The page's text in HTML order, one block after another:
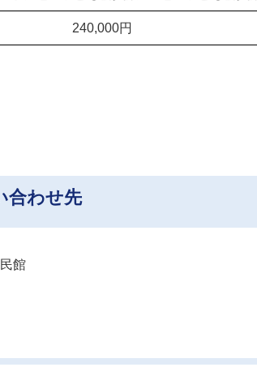
240,000円
合わせ先
館